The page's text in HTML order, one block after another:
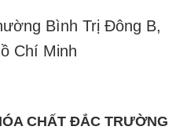
Bình Trị Đông B,
Chí Minh
CHẤT ĐẮC TRƯỜNG